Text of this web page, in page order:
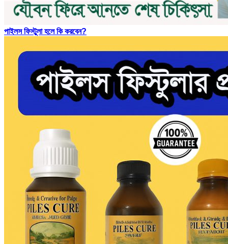
পাইলস ফিস্টুলা হলে কি করবেন?